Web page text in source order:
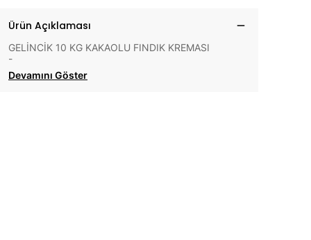
Ürün Açıklaması
GELİNCİK 10 KG KAKAOLU FINDIK KREMASI
-
Devamını Göster